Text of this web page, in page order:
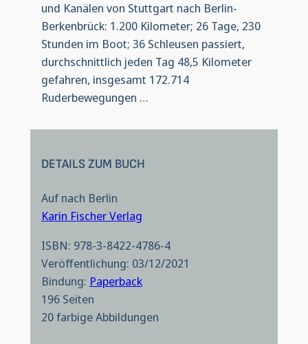
und Kanälen von Stuttgart nach Berlin-
Berkenbrück: 1.200 Kilometer; 26 Tage, 230
Stunden im Boot; 36 Schleusen passiert,
durchschnittlich jeden Tag 48,5 Kilometer
gefahren, insgesamt 172.714
Ruderbewegungen …
DETAILS ZUM BUCH
Auf nach Berlin
Karin Fischer Verlag
ISBN: 978-3-8422-4786-4
Veröffentlichung: 03/12/2021
Bindung: Paperback
196 Seiten
20 farbige Abbildungen